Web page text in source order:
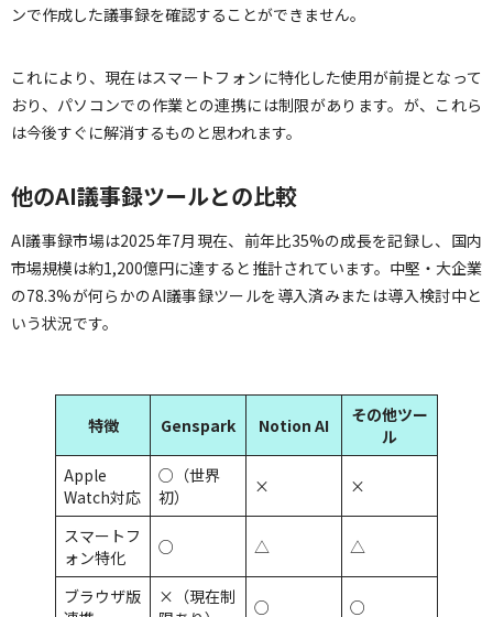
ンで作成した議事録を確認することができません。
これにより、現在はスマートフォンに特化した使用が前提となって
おり、パソコンでの作業との連携には制限があります。が、これら
は今後すぐに解消するものと思われます。
他のAI議事録ツールとの比較
AI議事録市場は2025年7月現在、前年比35%の成長を記録し、国内
市場規模は約1,200億円に達すると推計されています。中堅・大企業
の78.3%が何らかのAI議事録ツールを導入済みまたは導入検討中と
いう状況です。
特徴 Genspark Notion AI
その他ツー
ル
Apple
Watch対応
○（世界
初）
× ×
スマートフ
ォン特化
○ △ △
ブラウザ版
×（現在制
○ ○